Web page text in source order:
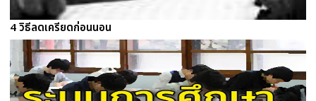
4 วิธีลดเครียดก่อนนอน